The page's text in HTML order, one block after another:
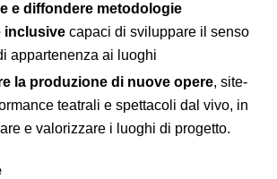
e diffondere metodologie
inclusivecapaci di sviluppare il senso
appartenenza ai luoghi
la produzione di nuove opere, site-
teatrali e spettacoli dal vivo, in
e valorizzare i luoghi di progetto.